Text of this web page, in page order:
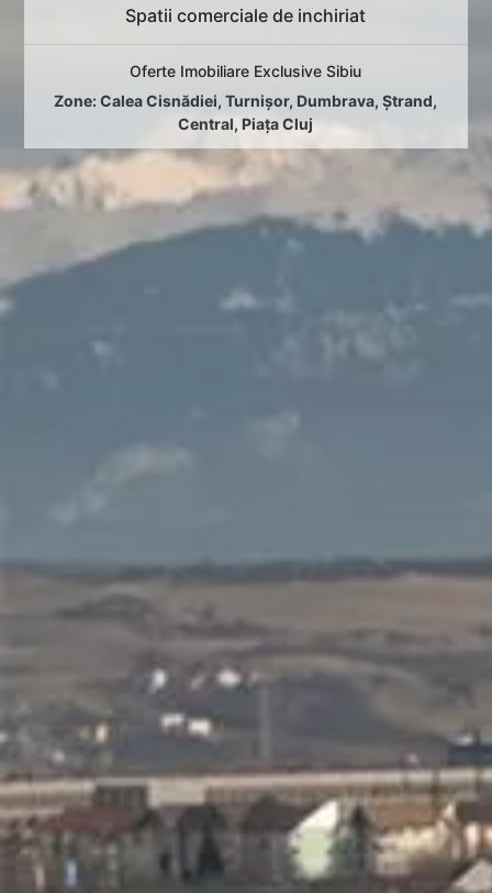
Spatii comerciale de inchiriat
Oferte Imobiliare Exclusive Sibiu
Zone:Calea Cisnădiei,Turnișor, Dumbrava,Ștrand,
Central, Piața Cluj